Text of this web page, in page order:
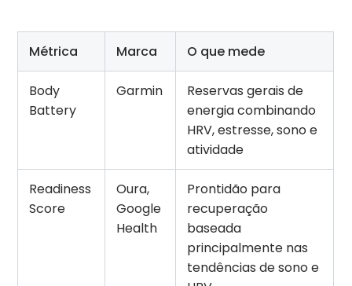
Métrica Marca O que mede
Body
Battery
Garmin
Reservas gerais de
energia combinando
HRV, estresse, sono e
atividade
Readiness
Score
Oura,
Google
Health
Prontidão para
recuperação
baseada
principalmente nas
tendências de sono e